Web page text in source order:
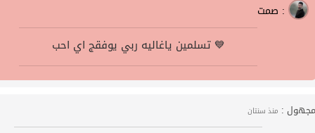
صمت :
تسلمين ياغاليه ربي يوفقج اي احب 💙
مجهول : منذ سنتان